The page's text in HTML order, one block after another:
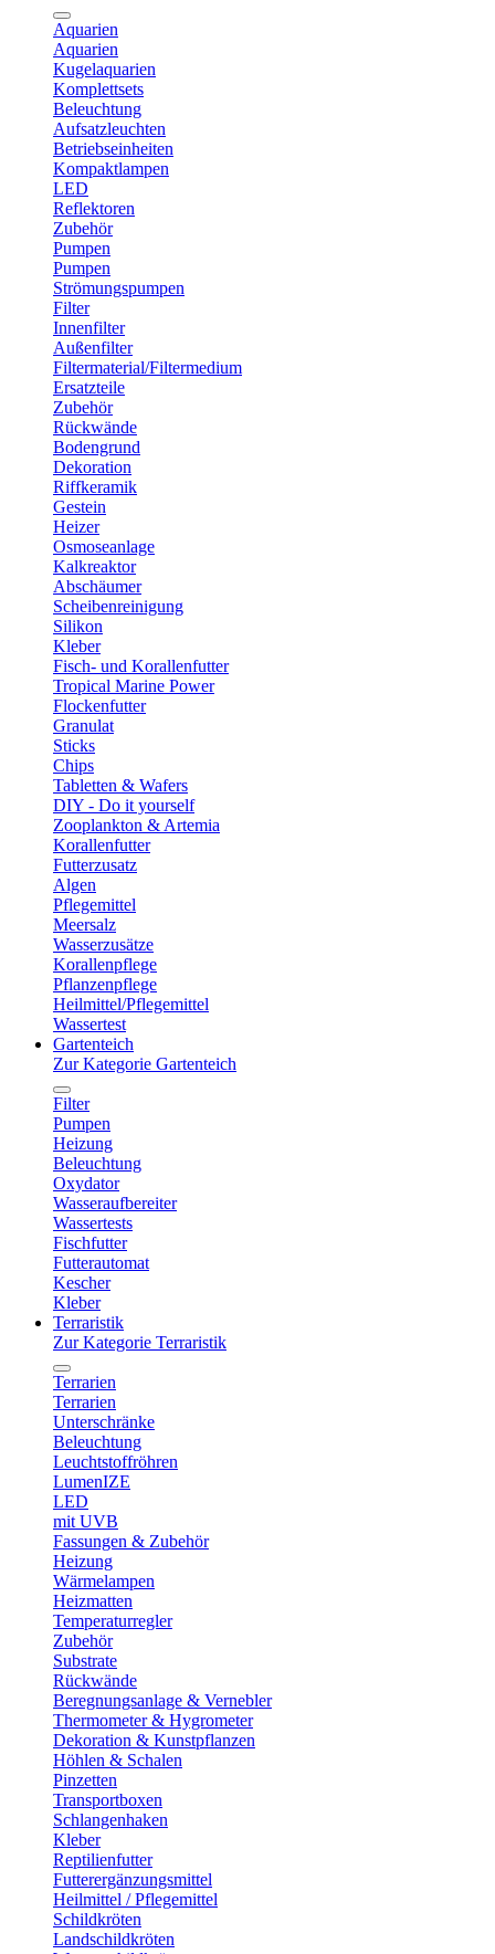
Aquarien
Aquarien
Kugelaquarien
Komplettsets
Beleuchtung
Aufsatzleuchten
Betriebseinheiten
Kompaktlampen
LED
Reflektoren
Zubehör
Pumpen
Pumpen
Strömungspumpen
Filter
Innenfilter
Außenfilter
Filtermaterial/Filtermedium
Ersatzteile
Zubehör
Rückwände
Bodengrund
Dekoration
Riffkeramik
Gestein
Heizer
Osmoseanlage
Kalkreaktor
Abschäumer
Scheibenreinigung
Silikon
Kleber
Fisch- und Korallenfutter
Tropical Marine Power
Flockenfutter
Granulat
Sticks
Chips
Tabletten & Wafers
DIY - Do it yourself
Zooplankton & Artemia
Korallenfutter
Futterzusatz
Algen
Pflegemittel
Meersalz
Wasserzusätze
Korallenpflege
Pflanzenpflege
Heilmittel/Pflegemittel
Wassertest
Gartenteich
Zur Kategorie Gartenteich
Filter
Pumpen
Heizung
Beleuchtung
Oxydator
Wasseraufbereiter
Wassertests
Fischfutter
Futterautomat
Kescher
Kleber
Terraristik
Zur Kategorie Terraristik
Terrarien
Terrarien
Unterschränke
Beleuchtung
Leuchtstoffröhren
LumenIZE
LED
mit UVB
Fassungen & Zubehör
Heizung
Wärmelampen
Heizmatten
Temperaturregler
Zubehör
Substrate
Rückwände
Beregnungsanlage & Vernebler
Thermometer & Hygrometer
Dekoration & Kunstpflanzen
Höhlen & Schalen
Pinzetten
Transportboxen
Schlangenhaken
Kleber
Reptilienfutter
Futterergänzungsmittel
Heilmittel / Pflegemittel
Schildkröten
Landschildkröten